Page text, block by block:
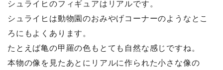
シュライヒのフィギュアはリアルです。
シュライヒは動物園のおみやげコーナーのようなとこ
ろにもよくあります。
たとえば亀の甲羅の色もとても自然な感じですね。
本物の像を見たあとにリアルに作られた小さな像の